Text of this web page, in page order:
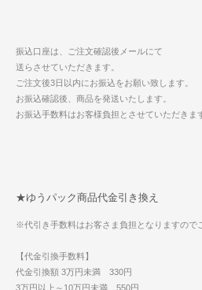
振込口座は、ご注文確認後メールにて
送らさせていただきます。
ご注文後3日以内にお振込をお願い致します。
お振込確認後、商品を発送いたします。
お振込手数料はお客様負担とさせていただきま
★ゆうパック商品代金引き換え
※代引き手数料はお客さま負担となりますので
【代金引換手数料】
代金引換額 3万円未満 330円
3万円以上～10万円未満 550円